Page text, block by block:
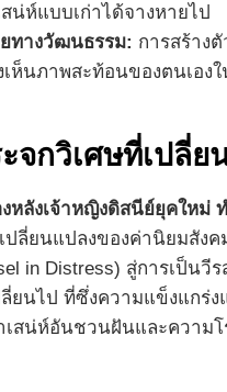
น่ห์แบบเก่าได้จางหายไป
ทางวัฒนธรรม: การสร้าง
ห็นภาพสะท้อนของตนเอง
จกวิเศษที่เปลี่ย
งหลังเจ้าหญิงดิสนีย์ยุคใหม่
เปลี่ยนแปลงของค่านิยมสั
in Distress) สู่การเป็น
ลี่ยนไป ที่ซึ่งความแข็งแก
เสน่ห์อันชวนฝันและความ